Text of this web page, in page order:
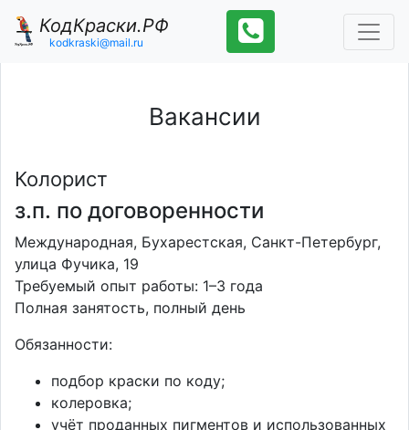
КодКраски.РФ
kodkraski@mail.ru
Вакансии
Колорист
з.п. по договоренности
Международная, Бухарестская, Санкт-Петербург,
улица Фучика, 19
Требуемый опыт работы: 1–3 года
Полная занятость, полный день
Обязанности:
подбор краски по коду;
колеровка;
учёт проданных пигментов и использованных